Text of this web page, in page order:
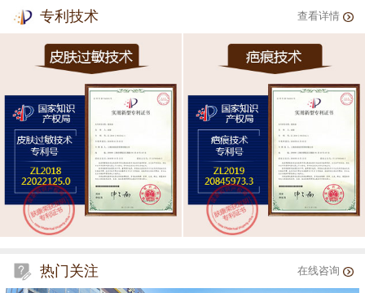
专利技术 查看详情
热门关注 在线咨询